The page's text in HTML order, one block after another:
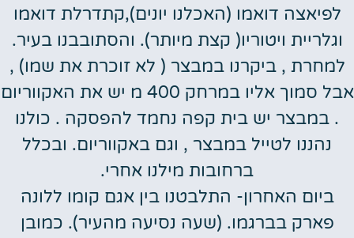
לפיאצה דואמו (האכלנו יונים),קתדרלת דואמו
וגלריית ויטוריו( קצת מיותר). והסתובבנו בעיר.
למחרת , ביקרנו במבצר ( לא זוכרת את שמו) ,
אבל סמוך אליו במרחק 400 מ יש את האקווריום
. במבצר יש בית קפה נחמד להפסקה . כולנו
נהננו לטייל במבצר , וגם באקווריום. ובכלל
ברחובות מילנו אחרי.
ביום האחרון- התלבטנו בין אגם קומו ללונה
פארק בברגמו. (שעה נסיעה מהעיר). כמובן